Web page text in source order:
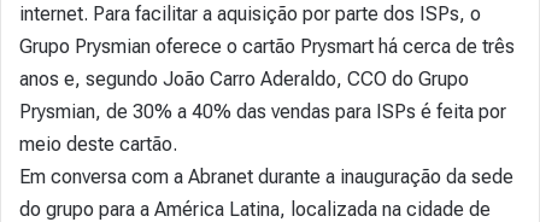
internet. Para facilitar a aquisição por parte dos ISPs, o
Grupo Prysmian oferece o cartão Prysmart há cerca de três
anos e, segundo João Carro Aderaldo, CCO do Grupo
Prysmian, de 30% a 40% das vendas para ISPs é feita por
meio deste cartão.
Em conversa com a Abranet durante a inauguração da sede
do grupo para a América Latina, localizada na cidade de